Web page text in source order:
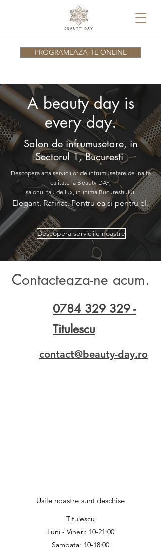
PROGRAMEAZA-TE ONLINE
A beauty day is
every day.
Salon de infrumusetare, in
Sectorul 1, Bucuresti
Descopera arta serviciilor de infrumusetare de inalta
calitate la Beauty DAY,
salonul tau de lux, in inima Bucurestiului.
Elegant. Rafinat. Pentru ea si pentru el.
Descopera serviciile noastre
Contacteaza-ne acum.
0784 329 329 -
Titulescu
contact@beauty-day.ro
Usile noastre sunt deschise
Titulescu
Luni - Vineri: 10-21:00
Sambata: 10-18:00